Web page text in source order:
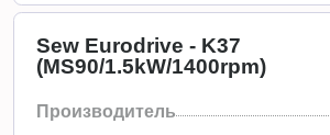
Sew Eurodrive - K37
(MS90/1.5kW/1400rpm)
Производитель